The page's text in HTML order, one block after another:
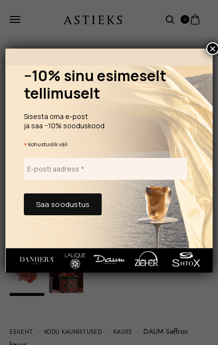
0
ESILEHT KODU KAUNISTUSED KAUSS
DAUM Saffron
−10% sinu esimeselt
tellimuselt
Sisesta oma e-post
ja saa −10% sooduskood
* kohustuslik väli
×